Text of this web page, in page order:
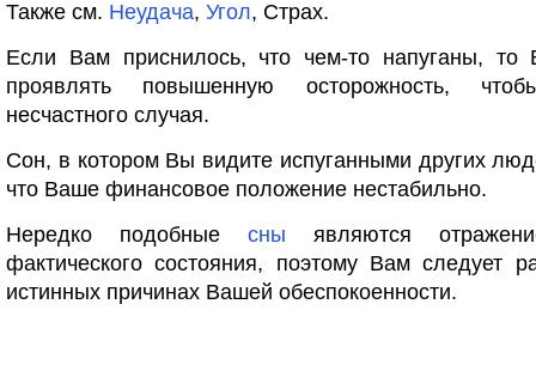
Также см. Неудача, Угол, Страх.
Если Вам приснилось, что чем-то напуганы, то
проявлять повышенную осторожность,
несчастного случая.
Сон, в котором Вы видите испуганными других
что Ваше финансовое положение нестабильно.
Нередко подобные сны являются
фактического состояния, поэтому Вам следует
истинных причинах Вашей обеспокоенности.